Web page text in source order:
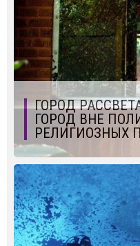
ГОРОД
ГОРОД ВНЕ
РЕЛИГИОЗНЫХ